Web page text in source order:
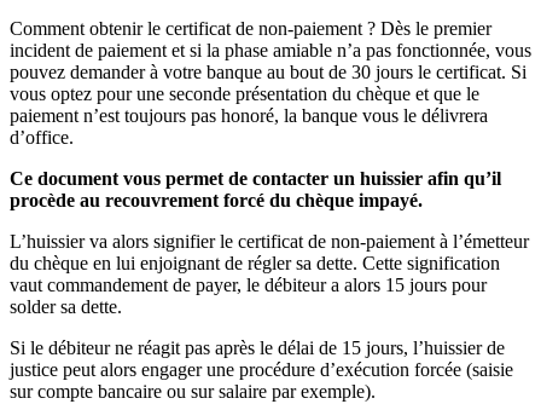
Comment obtenir le certificat de non-paiement ? Dès le premier
incident de paiement et si la phase amiable n’a pas fonctionnée, vous
pouvez demander à votre banque au bout de 30 jours le certificat. Si
vous optez pour une seconde présentation du chèque et que le
paiement n’est toujours pas honoré, la banque vous le délivrera
d’office.
Ce document vous permet de contacter un huissier afin qu’il
procède au recouvrement forcé du chèque impayé.
L’huissier va alors signifier le certificat de non-paiement à l’émetteur
du chèque en lui enjoignant de régler sa dette. Cette signification
vaut commandement de payer, le débiteur a alors 15 jours pour
solder sa dette.
Si le débiteur ne réagit pas après le délai de 15 jours, l’huissier de
justice peut alors engager une procédure d’exécution forcée (saisie
sur compte bancaire ou sur salaire par exemple).